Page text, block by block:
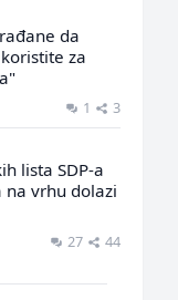
da
za
1 3
lista SDP-a
na vrhu dolazi
27 44